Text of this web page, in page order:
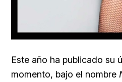
Este año ha publicado su
momento, bajo el nombre